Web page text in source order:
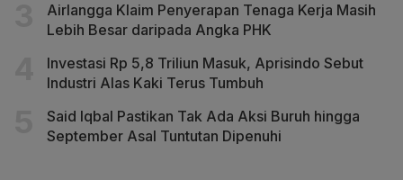
Airlangga Klaim Penyerapan Tenaga Kerja Masih
Lebih Besar daripada Angka PHK
Investasi Rp 5,8 Triliun Masuk, Aprisindo Sebut
Industri Alas Kaki Terus Tumbuh
Said Iqbal Pastikan Tak Ada Aksi Buruh hingga
September Asal Tuntutan Dipenuhi